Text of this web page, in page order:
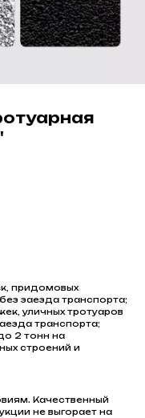
придомовых
заезда транспорта;
уличных тротуаров
транспорта;
2 тонн на
строений и
Качественный
не выгорает на